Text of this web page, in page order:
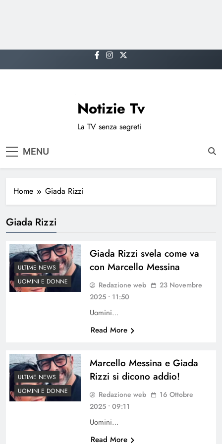
to
Notizie Tv
La TV senza segreti
MENU
Home Giada Rizzi
Giada Rizzi
ULTIME NEWS
UOMINI E DONNE
Giada Rizzi svela come va
con Marcello Messina
Redazione web
23 Novembre
2025 • 11:50
Uomini…
Read More
ULTIME NEWS
UOMINI E DONNE
Marcello Messina e Giada
Rizzi si dicono addio!
Redazione web
16 Ottobre
2025 • 09:11
Uomini…
Read More